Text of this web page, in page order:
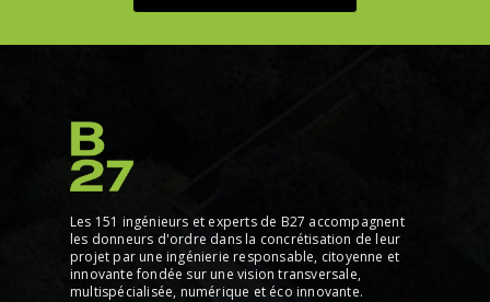
Les 151 ingénieurs et experts de B27 accompagnent
les donneurs d'ordre dans la concrétisation de leur
projet par une ingénierie responsable, citoyenne et
innovante fondée sur une vision transversale,
multispécialisée, numérique et éco innovante.